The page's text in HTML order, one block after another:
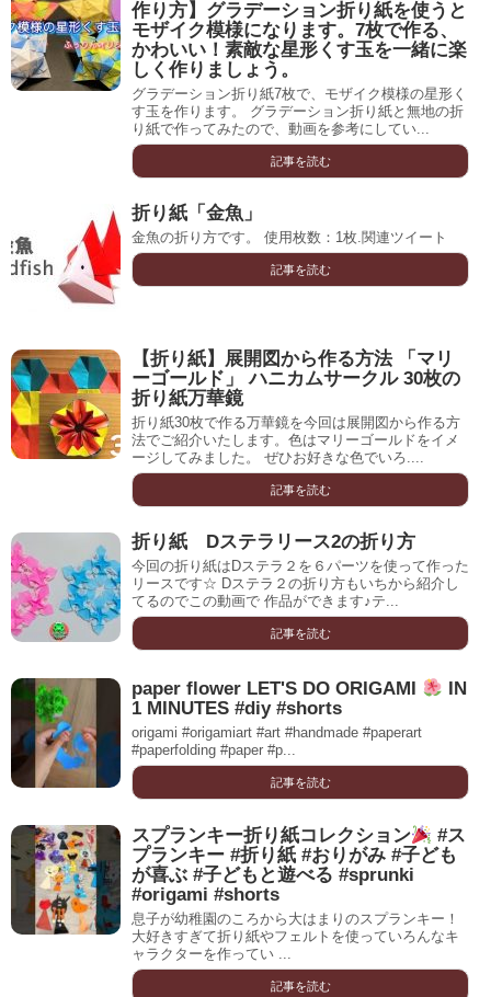
作り方】グラデーション折り紙を使うと
モザイク模様になります。7枚で作る、
かわいい！素敵な星形くす玉を一緒に楽
しく作りましょう。
グラデーション折り紙7枚で、モザイク模様の星形く
す玉を作ります。 グラデーション折り紙と無地の折
り紙で作ってみたので、動画を参考にしてい...
記事を読む
折り紙「金魚」
金魚の折り方です。 使用枚数：1枚.関連ツイート
記事を読む
【折り紙】展開図から作る方法 「マリ
ーゴールド」 ハニカムサークル 30枚の
折り紙万華鏡
折り紙30枚で作る万華鏡を今回は展開図から作る方
法でご紹介いたします。色はマリーゴールドをイメ
ージしてみました。 ぜひお好きな色でいろ....
記事を読む
折り紙 Dステラリース2の折り方
今回の折り紙はDステラ２を６パーツを使って作った
リースです☆ Dステラ２の折り方もいちから紹介し
てるのでこの動画で 作品ができます♪テ...
記事を読む
paper flower LET'S DO ORIGAMI
IN
1 MINUTES #diy #shorts
origami #origamiart #art #handmade #paperart
#paperfolding #paper #p...
記事を読む
スプランキー折り紙コレクション
#ス
プランキー #折り紙 #おりがみ #子ども
が喜ぶ #子どもと遊べる #sprunki
#origami #shorts
息子が幼稚園のころから大はまりのスプランキー！
大好きすぎて折り紙やフェルトを使っていろんなキ
ャラクターを作ってい ...
記事を読む